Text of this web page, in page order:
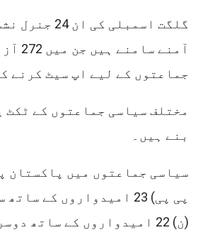
جماعتوں کے لیے اپ سیٹ کرنے
بنے ہیں۔
سیاسی جماعتوں میں پاکستان
پی پی) 23 امیدواروں
(ن) 22 امیدواروں کے ساتھ دوسرے نمبر پر ہے۔